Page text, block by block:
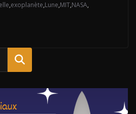
,exoplanète,Lune,MIT,NASA,